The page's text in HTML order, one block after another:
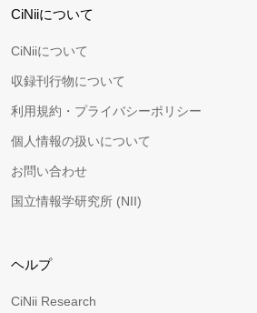
CiNiiについて
CiNiiについて
収録刊行物について
利用規約・プライバシーポリシー
個人情報の扱いについて
お問い合わせ
国立情報学研究所 (NII)
ヘルプ
CiNii Research